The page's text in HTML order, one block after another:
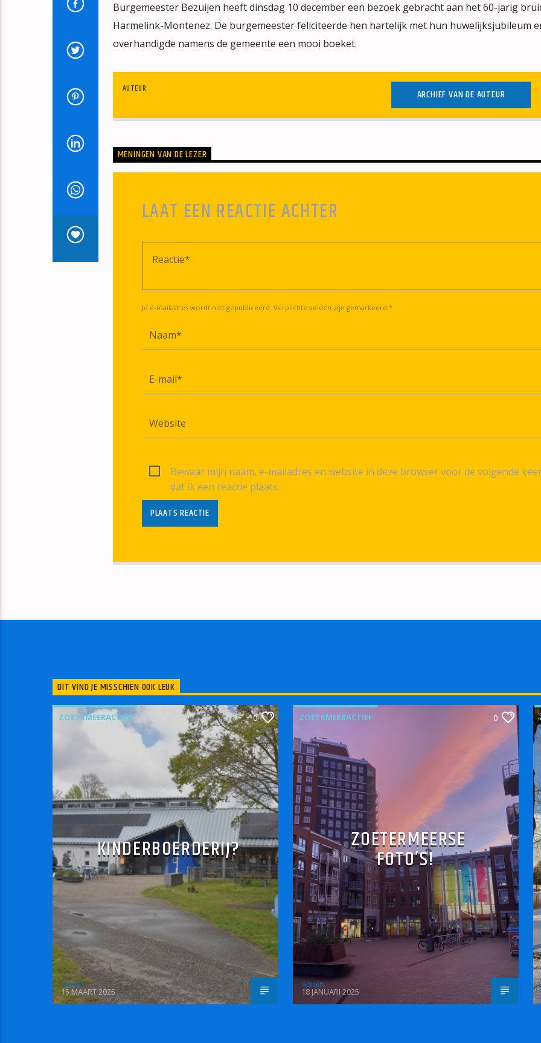
Burgemeester Bezuijen heeft dinsdag 10 december een bezoek gebracht aan het 60-jarig
Harmelink-Montenez. De burgemeester feliciteerde hen hartelijk met hun huwelijksjubileum
overhandigde namens de gemeente een mooi boeket.
AUTEUR ARCHIEF VAN DE AUTEUR
MENINGEN VAN DE LEZER
LAAT EEN REACTIE ACHTER
Je e-mailadres wordt niet gepubliceerd. Verplichte velden zijn gemarkeerd *
Bewaar mijn naam, e-mailadres en website in deze browser voor de volgende
dat ik een reactie plaats.
DIT VIND JE MISSCHIEN OOK LEUK
ZOETRMEERACTIEF 0
KINDERBOERDERIJ?
admin
15 MAART 2025
ZOETRMEERACTIEF 0
ZOETERMEERSE
FOTO’S!
admin
18 JANUARI 2025